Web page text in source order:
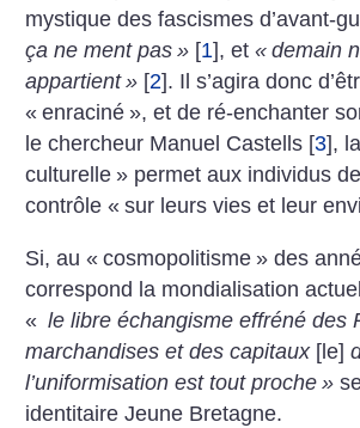
mystique des fascismes d’avant-
ça ne ment pas » [1], et« demain
appartient » [2]. Il s’agira donc
« enraciné », et de ré-enchanter
le chercheur Manuel Castells [3],
culturelle » permet aux individus
contrôle « sur leurs vies et leur
Si, au « cosmopolitisme » des
correspond la mondialisation
« le libre échangisme effréné des
marchandises et des capitaux[le]
l’uniformisation est tout proche »
identitaire Jeune Bretagne.